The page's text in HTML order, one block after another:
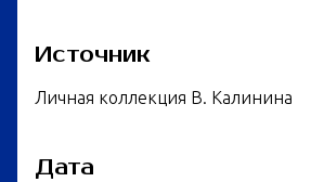
Источник
Личная коллекция В. Калинина
Дата